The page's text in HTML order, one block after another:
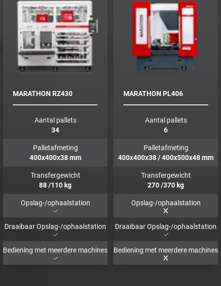
MARATHON RZ430
Aantal pallets
34
Palletafmeting
400x400x38 mm
Transfergewicht
88/110 kg
Opslag-/ophaalstation
Draaibaar Opslag-/ophaalstation
Bediening met meerdere machines
MARATHON PL406
Aantal pallets
6
Palletafmeting
400x400x38 / 400x500x48mm
Transfergewicht
270/370 kg
Opslag-/ophaalstation
Draaibaar Opslag-/ophaalstation
Bediening met meerdere machines